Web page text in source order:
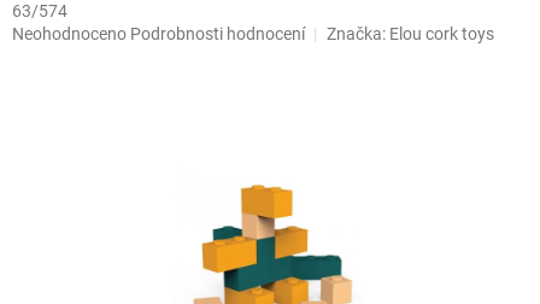
63/574
Průměrné
Neohodnoceno Podrobnosti hodnocení Značka: Elou cork toys